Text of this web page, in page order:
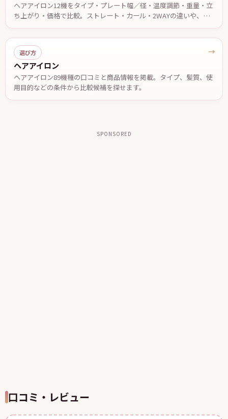
ヘアアイロン12機をタイプ・プレート幅／径・温度調節・重量・立
ち上がり・価格で比較。ストレート・カール・2WAYの違いや、前
髪・ショート・ロング・くせ毛など目的別の選び方、安全に使うた
めの注意点を解説します。価格・仕様は2026年7月13日時点。
選び方
ヘアアイロン
ヘアアイロン89機種の口コミと商品情報を掲載。タイプ、髪質、使
用目的などの条件から比較候補を探せます。
→
SPONSORED
口コミ・レビュー